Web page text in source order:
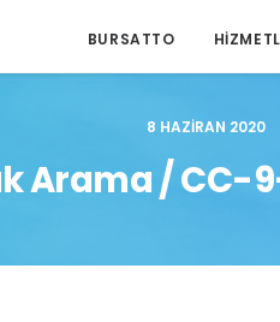
BURSATTO
8 HAZIRAN 2020
Arama / CC-